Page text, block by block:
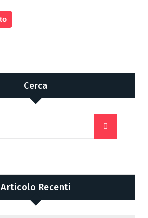
Cerca
Articolo Recenti